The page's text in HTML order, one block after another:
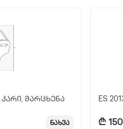
კარი, მარცხენა
ნახვა
ES
₾